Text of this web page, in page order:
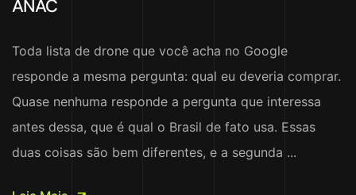
ANAC
Toda lista de drone que você acha no Google
responde a mesma pergunta: qual eu deveria comprar.
Quase nenhuma responde a pergunta que interessa
antes dessa, que é qual o Brasil de fato usa. Essas
duas coisas são bem diferentes, e a segunda ...